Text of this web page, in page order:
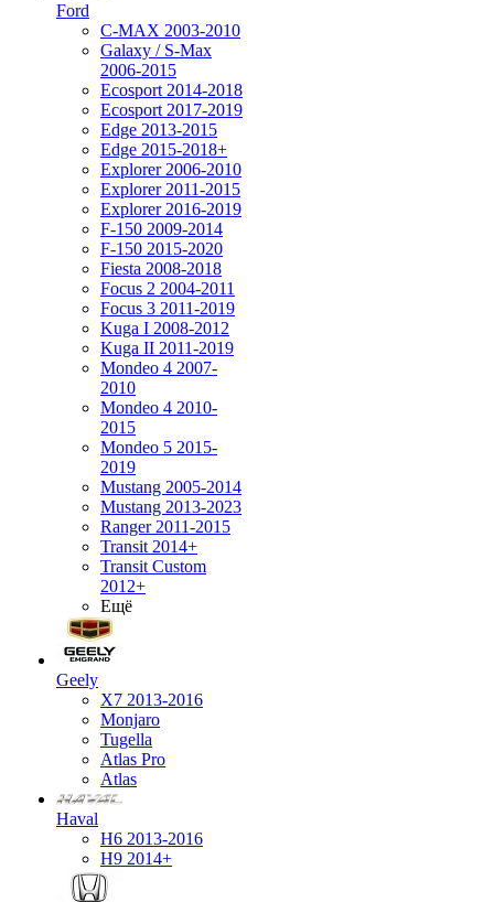
Ford
C-MAX 2003-2010
Galaxy / S-Max
2006-2015
Ecosport 2014-2018
Ecosport 2017-2019
Edge 2013-2015
Edge 2015-2018+
Explorer 2006-2010
Explorer 2011-2015
Explorer 2016-2019
F-150 2009-2014
F-150 2015-2020
Fiesta 2008-2018
Focus 2 2004-2011
Focus 3 2011-2019
Kuga I 2008-2012
Kuga II 2011-2019
Mondeo 4 2007-
2010
Mondeo 4 2010-
2015
Mondeo 5 2015-
2019
Mustang 2005-2014
Mustang 2013-2023
Ranger 2011-2015
Transit 2014+
Transit Custom
2012+
Ещё
Geely
X7 2013-2016
Monjaro
Tugella
Atlas Pro
Atlas
Haval
H6 2013-2016
H9 2014+